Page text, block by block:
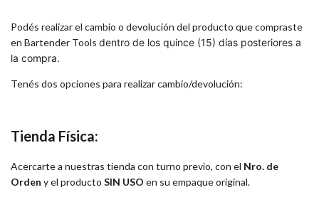
Podés realizar el cambio o devolución del producto que compraste
en Bartender Tools dentro de los quince (15) días posteriores a
la compra.
Tenés dos opciones para realizar cambio/devolución:
Tienda Física:
Acercarte a nuestras tienda con turno previo, con el Nro. de
Orden y el producto SIN USO en su empaque original.